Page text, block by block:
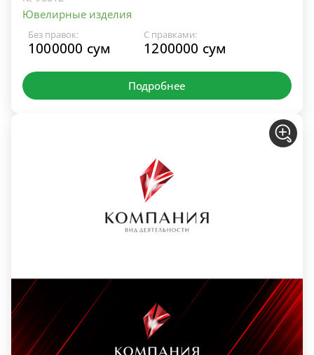
Ювелирные изделия
Без правок:
1000000 сум
С правками:
1200000 сум
Подробнее